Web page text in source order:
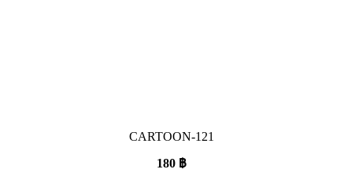
CARTOON-121
180 ฿